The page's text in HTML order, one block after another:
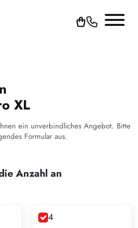
XL
ein unverbindliches Angebot. Bitte
Formular aus.
Anzahl an
4